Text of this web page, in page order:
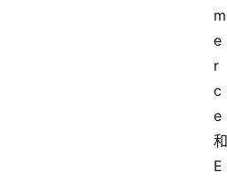
m
e
r
c
e
和
E